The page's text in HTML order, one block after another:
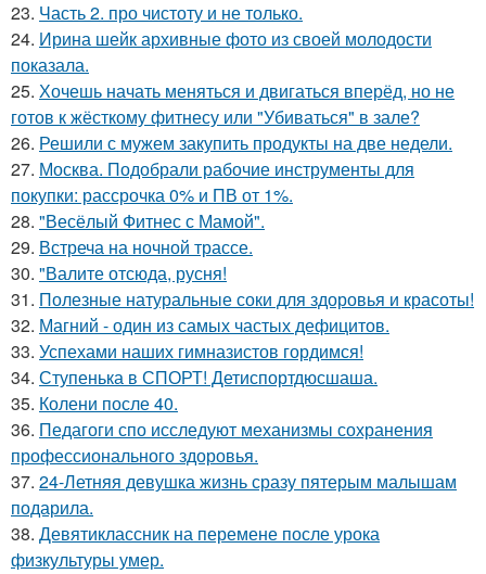
23. Часть 2. про чистоту и не только.
24. Ирина шейк архивные фото из своей молодости
показала.
25. Хочешь начать меняться и двигаться вперёд, но не
готов к жёсткому фитнесу или "Убиваться" в зале?
26. Решили с мужем закупить продукты на две недели.
27. Москва. Подобрали рабочие инструменты для
покупки: рассрочка 0% и ПВ от 1%.
28. "Весёлый Фитнес с Мамой".
29. Встреча на ночной трассе.
30. "Валите отсюда, русня!
31. Полезные натуральные соки для здоровья и красоты!
32. Магний - один из самых частых дефицитов.
33. Успехами наших гимназистов гордимся!
34. Ступенька в СПОРТ! Детиспортдюсшаша.
35. Колени после 40.
36. Педагоги спо исследуют механизмы сохранения
профессионального здоровья.
37. 24-Летняя девушка жизнь сразу пятерым малышам
подарила.
38. Девятиклассник на перемене после урока
физкультуры умер.